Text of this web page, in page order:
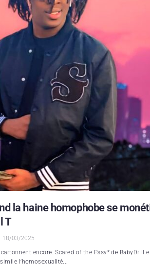
la haine homophobe se
T
18/03/2025
encore. Scared of the Pssy* de BabyDrill
l’homosexualité...